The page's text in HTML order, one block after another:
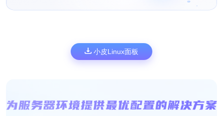
小皮Linux面板